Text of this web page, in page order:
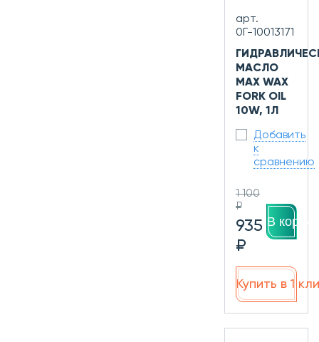
арт.
0Г-10013171
МАСЛО
MAX WAX
FORK OIL
10W, 1Л
Добавить
к
сравнению
1 100
₽
935
₽
В
Купить в 1